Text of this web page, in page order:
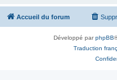
Accueil du forum
Développé parphpBB
Traduction